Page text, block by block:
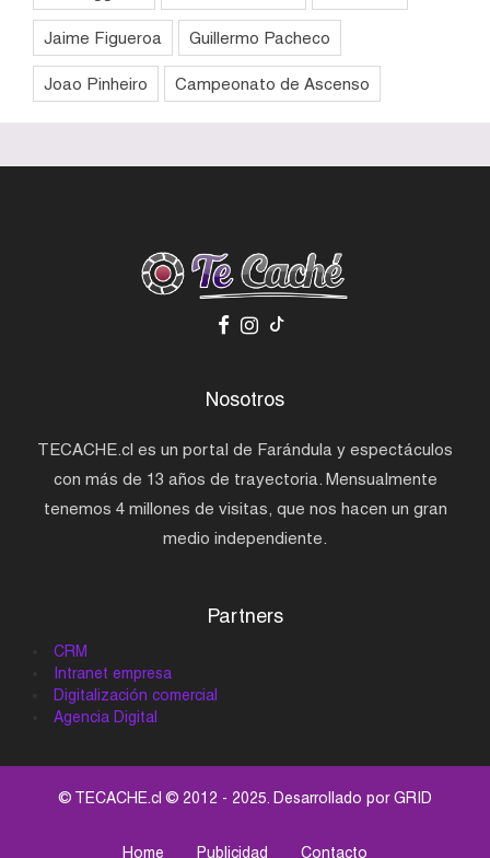
Jaime Figueroa Guillermo Pacheco
Joao Pinheiro Campeonato de Ascenso
Nosotros
TECACHE.cl es un portal de Farándula y espectáculos
con más de 13 años de trayectoria. Mensualmente
tenemos 4 millones de visitas, que nos hacen un gran
medio independiente.
Partners
CRM
Intranet empresa
Digitalización comercial
Agencia Digital
© TECACHE.cl © 2012 - 2025. Desarrollado porGRID
Home Publicidad Contacto